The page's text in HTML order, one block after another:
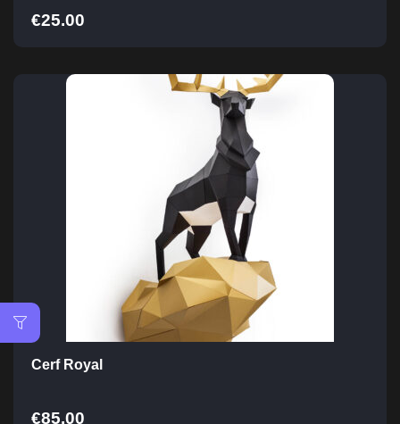
€25.00
Cerf Royal
€85.00